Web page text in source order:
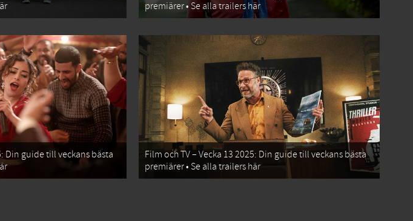
premiärer • Se alla trailers här
Din guide till veckans bästa
Film och TV – Vecka 13 2025: Din guide till veckans bästa
premiärer • Se alla trailers här